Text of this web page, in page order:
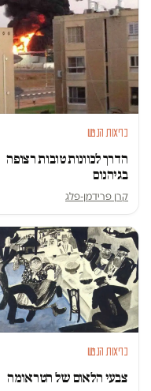
בריאות הנפש
הדרך לכוונות טובות רצופה
בגיהנום
קרן פרידמן-פלג
בריאות הנפש
צבעי הלאום של הטראומה